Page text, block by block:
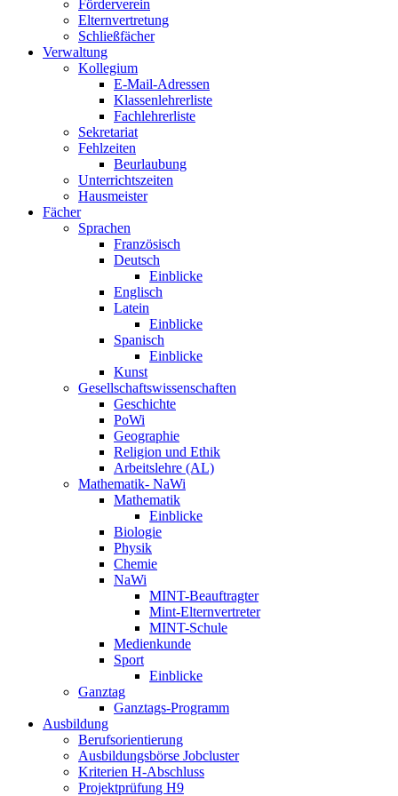
Förderverein
Elternvertretung
Schließfächer
Verwaltung
Kollegium
E-Mail-Adressen
Klassenlehrerliste
Fachlehrerliste
Sekretariat
Fehlzeiten
Beurlaubung
Unterrichtszeiten
Hausmeister
Fächer
Sprachen
Französisch
Deutsch
Einblicke
Englisch
Latein
Einblicke
Spanisch
Einblicke
Kunst
Gesellschaftswissenschaften
Geschichte
PoWi
Geographie
Religion und Ethik
Arbeitslehre (AL)
Mathematik- NaWi
Mathematik
Einblicke
Biologie
Physik
Chemie
NaWi
MINT-Beauftragter
Mint-Elternvertreter
MINT-Schule
Medienkunde
Sport
Einblicke
Ganztag
Ganztags-Programm
Ausbildung
Berufsorientierung
Ausbildungsbörse Jobcluster
Kriterien H-Abschluss
Projektprüfung H9